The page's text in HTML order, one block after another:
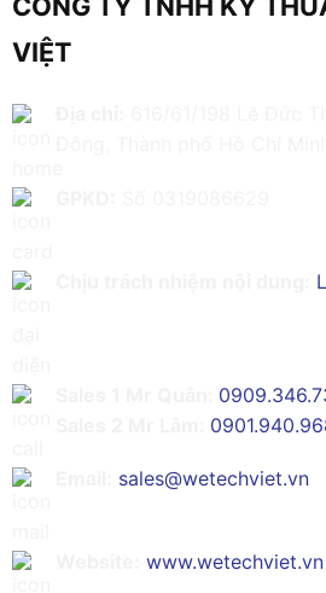
CÔNG TY TNHH KỸ
VIỆT
sales@wetechviet.vn
www.wetechviet.vn